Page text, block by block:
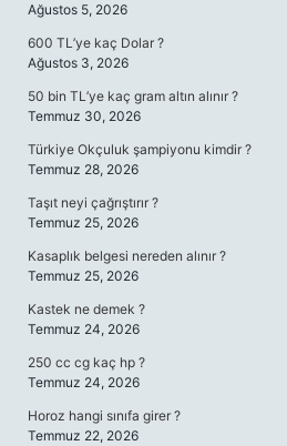
Ağustos 5, 2026
600 TL’ye kaç Dolar ?
Ağustos 3, 2026
50 bin TL’ye kaç gram altın alınır ?
Temmuz 30, 2026
Türkiye Okçuluk şampiyonu kimdir ?
Temmuz 28, 2026
Taşıt neyi çağrıştırır ?
Temmuz 25, 2026
Kasaplık belgesi nereden alınır ?
Temmuz 25, 2026
Kastek ne demek ?
Temmuz 24, 2026
250 cc cg kaç hp ?
Temmuz 24, 2026
Horoz hangi sınıfa girer ?
Temmuz 22, 2026